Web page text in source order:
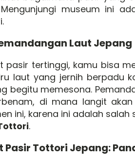
Mengunjungi museum ini
Laut Jepang
pasir tertinggi, kamu bisa
laut yang jernih berpadu
begitu memesona.
di mana langit
ini, karena ini adalah
.
Pasir Tottori Jepang: